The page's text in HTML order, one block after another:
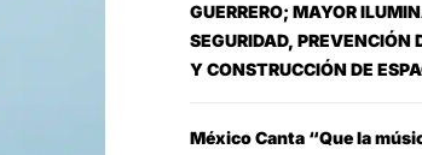
GUERRERO; MAYOR
SEGURIDAD, PREVENCIÓN
Y CONSTRUCCIÓN DE
México Canta “Que la